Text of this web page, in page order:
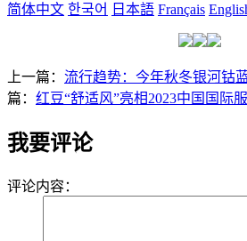
简体中文 한국어 日本語 Français
上一篇： 流行趋势：今年秋冬银河钴
篇： 红豆“舒适风”亮相2023中国国际
我要评论
评论内容：